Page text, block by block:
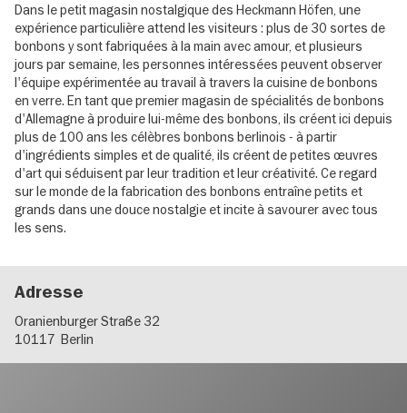
Dans le petit magasin nostalgique des Heckmann Höfen, une
expérience particulière attend les visiteurs : plus de 30 sortes de
bonbons y sont fabriquées à la main avec amour, et plusieurs
jours par semaine, les personnes intéressées peuvent observer
l'équipe expérimentée au travail à travers la cuisine de bonbons
en verre. En tant que premier magasin de spécialités de bonbons
d'Allemagne à produire lui-même des bonbons, ils créent ici depuis
plus de 100 ans les célèbres bonbons berlinois - à partir
d'ingrédients simples et de qualité, ils créent de petites œuvres
d'art qui séduisent par leur tradition et leur créativité. Ce regard
sur le monde de la fabrication des bonbons entraîne petits et
grands dans une douce nostalgie et incite à savourer avec tous
les sens.
Adresse
Oranienburger Straße 32
10117 Berlin